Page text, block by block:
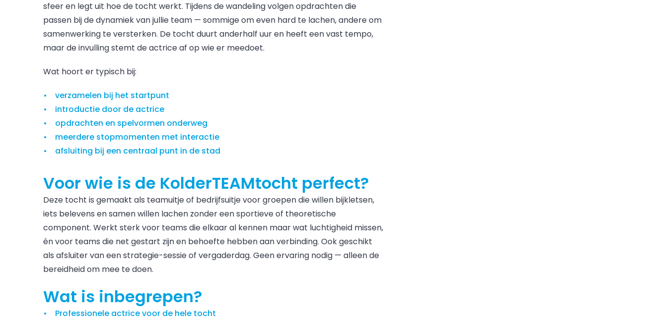
sfeer en legt uit hoe de tocht werkt. Tijdens de wandeling volgen opdrachten die
passen bij de dynamiek van jullie team — sommige om even hard te lachen, andere om
samenwerking te versterken. De tocht duurt anderhalf uur en heeft een vast tempo,
maar de invulling stemt de actrice af op wie er meedoet.
Wat hoort er typisch bij:
verzamelen bij het startpunt
introductie door de actrice
opdrachten en spelvormen onderweg
meerdere stopmomenten met interactie
afsluiting bij een centraal punt in de stad
Voor wie is de KolderTEAMtocht perfect?
Deze tocht is gemaakt als teamuitje of bedrijfsuitje voor groepen die willen bijkletsen,
iets belevens en samen willen lachen zonder een sportieve of theoretische
component. Werkt sterk voor teams die elkaar al kennen maar wat luchtigheid missen,
én voor teams die net gestart zijn en behoefte hebben aan verbinding. Ook geschikt
als afsluiter van een strategie-sessie of vergaderdag. Geen ervaring nodig — alleen de
bereidheid om mee te doen.
Wat is inbegrepen?
Professionele actrice voor de hele tocht